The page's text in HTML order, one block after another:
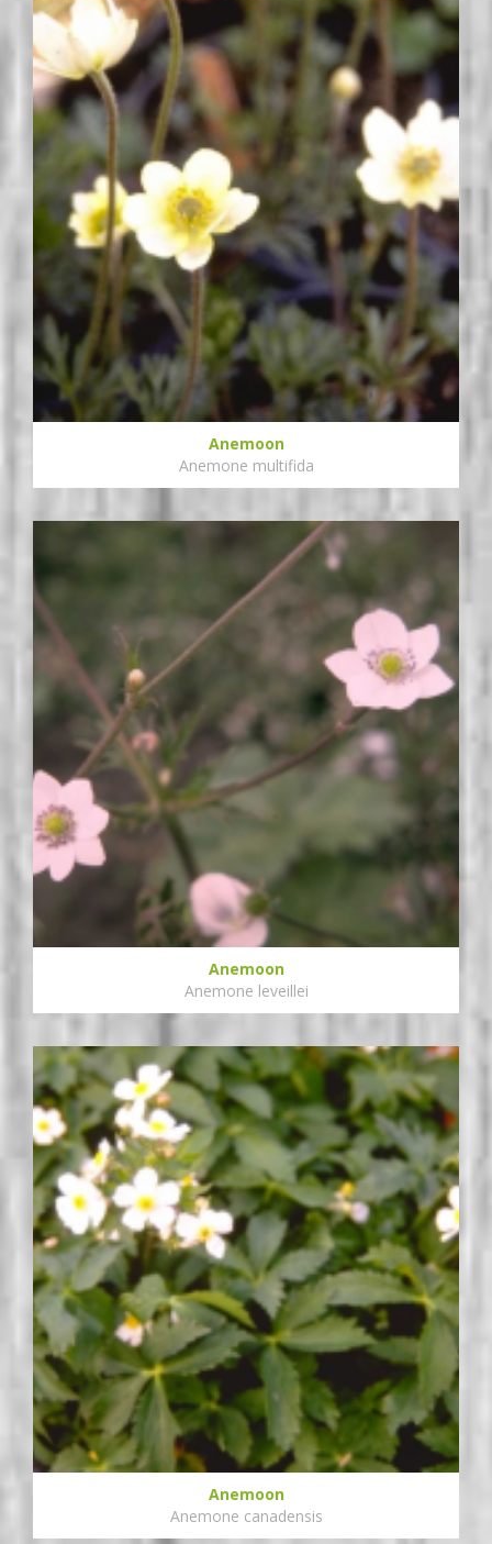
Anemoon
Anemone multifida
Anemoon
Anemone leveillei
Anemoon
Anemone canadensis